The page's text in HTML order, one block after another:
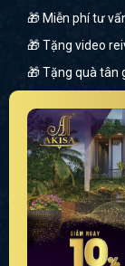
🎁 Miễn phí tư
🎁 Tặng video
🎁 Tặng quà tân